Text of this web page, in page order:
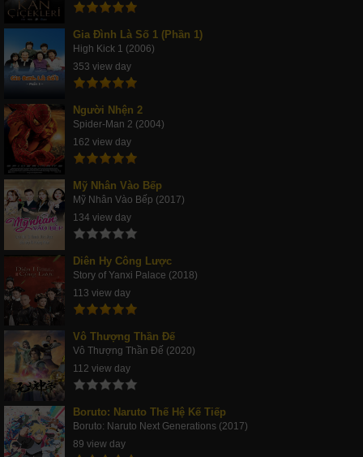
Gia Đình Là Số 1 (Phần 1)
High Kick 1 (2006)
353 view day
Người Nhện 2
Spider-Man 2 (2004)
162 view day
Mỹ Nhân Vào Bếp
Mỹ Nhân Vào Bếp (2017)
134 view day
Diên Hy Công Lược
Story of Yanxi Palace (2018)
113 view day
Vô Thượng Thần Đế
Vô Thượng Thần Đế (2020)
112 view day
Boruto: Naruto Thế Hệ Kế Tiếp
Boruto: Naruto Next Generations (2017)
89 view day